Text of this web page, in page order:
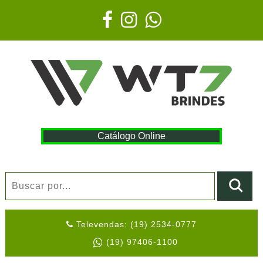
Catálogo Online
Televendas: (19) 2534-0777
(19) 97406-1100